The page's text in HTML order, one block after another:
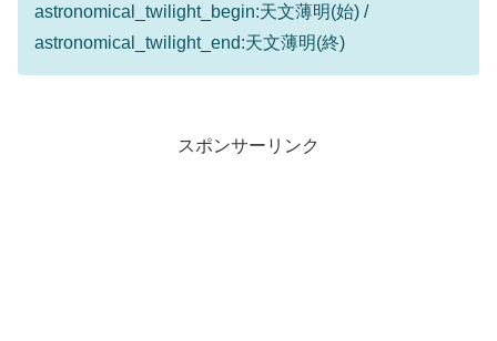
astronomical_twilight_begin:天文薄明(始) /
astronomical_twilight_end:天文薄明(終)
スポンサーリンク